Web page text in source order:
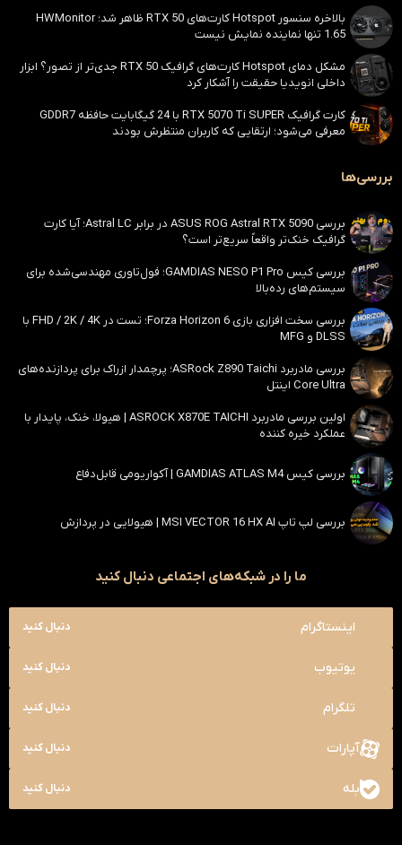
بالاخره سنسور Hotspot کارت‌های RTX 50 ظاهر شد؛ HWMonitor
1.65 تنها نماینده نمایش نیست
مشکل دمای Hotspot کارت‌های گرافیک RTX 50 جدی‌تر از تصور؟ ابزار
داخلی انویدیا حقیقت را آشکار کرد
کارت گرافیک RTX 5070 Ti SUPER با 24 گیگابایت حافظه GDDR7
معرفی می‌شود؛ ارتقایی که کاربران منتظرش بودند
بررسی‌ها
بررسی ASUS ROG Astral RTX 5090 در برابر Astral LC؛ آیا کارت
گرافیک خنک‌تر واقعاً سریع‌تر است؟
بررسی کیس GAMDIAS NESO P1 Pro؛ فول‌تاوری مهندسی‌شده برای
سیستم‌های رده‌بالا
بررسی سخت افزاری بازی Forza Horizon 6؛ تست در FHD / 2K / 4K با
DLSS و MFG
بررسی مادربرد ASRock Z890 Taichi؛ پرچمدار ازراک برای پردازنده‌های
Core Ultra اینتل
اولین بررسی مادربرد ASROCK X870E TAICHI | هیولا، خنک، پایدار با
عملکرد خیره کننده
بررسی کیس GAMDIAS ATLAS M4 | آکواریومی قابل‌دفاع
بررسی لپ تاپ MSI VECTOR 16 HX AI | هیولایی در پردازش
ما را در شبکه‌های اجتماعی دنبال کنید
اینستاگرام دنبال کنید
یوتیوب دنبال کنید
تلگرام دنبال کنید
آپارات دنبال کنید
بله دنبال کنید